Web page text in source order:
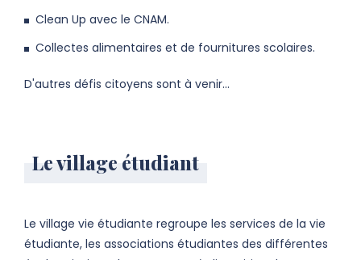
Clean Up avec le CNAM.
Collectes alimentaires et de fournitures scolaires.
D'autres défis citoyens sont à venir...
Le village étudiant
Le village vie étudiante regroupe les services de la vie
étudiante, les associations étudiantes des différentes